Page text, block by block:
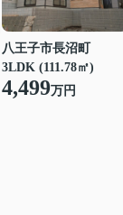
八王子市長沼町
3LDK (111.78㎡)
4,499万円